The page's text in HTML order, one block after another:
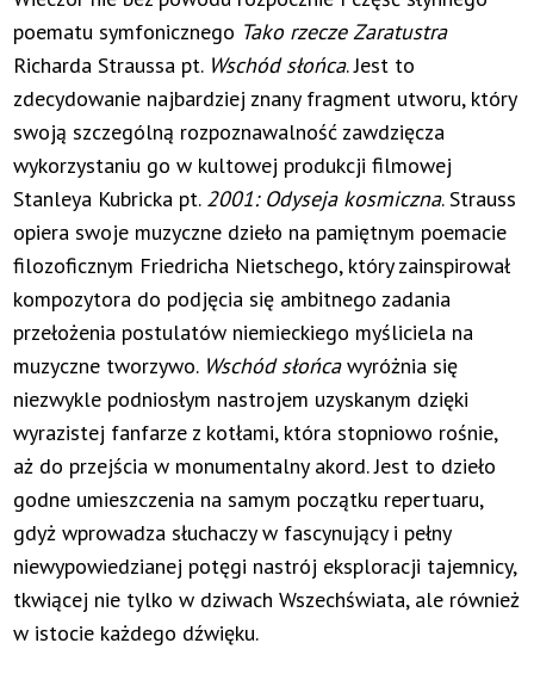
poematu symfonicznego Tako rzecze Zaratustra
Richarda Straussa pt. Wschód słońca. Jest to
zdecydowanie najbardziej znany fragment utworu, który
swoją szczególną rozpoznawalność zawdzięcza
wykorzystaniu go w kultowej produkcji filmowej
Stanleya Kubricka pt. 2001: Odyseja kosmiczna. Strauss
opiera swoje muzyczne dzieło na pamiętnym poemacie
filozoficznym Friedricha Nietschego, który zainspirował
kompozytora do podjęcia się ambitnego zadania
przełożenia postulatów niemieckiego myśliciela na
muzyczne tworzywo. Wschód słońcawyróżnia się
niezwykle podniosłym nastrojem uzyskanym dzięki
wyrazistej fanfarze z kotłami, która stopniowo rośnie,
aż do przejścia w monumentalny akord. Jest to dzieło
godne umieszczenia na samym początku repertuaru,
gdyż wprowadza słuchaczy w fascynujący i pełny
niewypowiedzianej potęgi nastrój eksploracji tajemnicy,
tkwiącej nie tylko w dziwach Wszechświata, ale również
w istocie każdego dźwięku.